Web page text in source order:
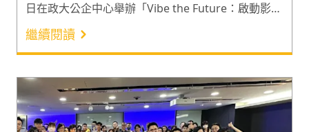
日在政大公企中心舉辦「Vibe the Future：啟動影響
力與人才新時代」培訓年會，邀請曜誠溝通顧問公司
董事長（前奧美集團董事總經理）「謝馨慧」、AI 科
技專家「曾思遠」、三竹資訊副總「周金福」及影響
力顧問「吳道揆」，分享與 AI 共生共榮的人才策
略。透過剖析 AI 難以複製的智慧與價值，找到延
攬、培育、應用和留住新時代高價值人才的 3 大準
則！
繼續閱讀